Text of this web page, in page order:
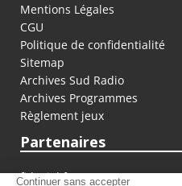
Mentions Légales
CGU
Politique de confidentialité
Sitemap
Archives Sud Radio
Archives Programmes
Règlement jeux
Partenaires
fiducial.fr